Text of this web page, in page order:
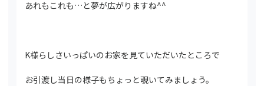
あれもこれも…と夢が広がりますね^^
K様らしさいっぱいのお家を見ていただいたところで
お引渡し当日の様子もちょっと覗いてみましょう。